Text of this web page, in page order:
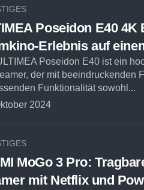
Poseidon E40 4K
Erlebnis auf
Poseidon E40 ist ein
der mit beeindruckenden
Funktionalität sowohl...
2024
MoGo 3 Pro:
mit Netflix und